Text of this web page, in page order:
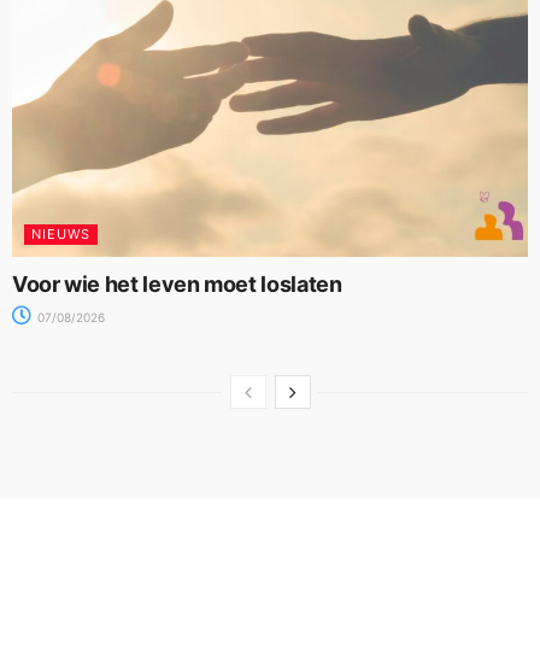
NIEUWS
Voor wie het leven moet loslaten
07/08/2026